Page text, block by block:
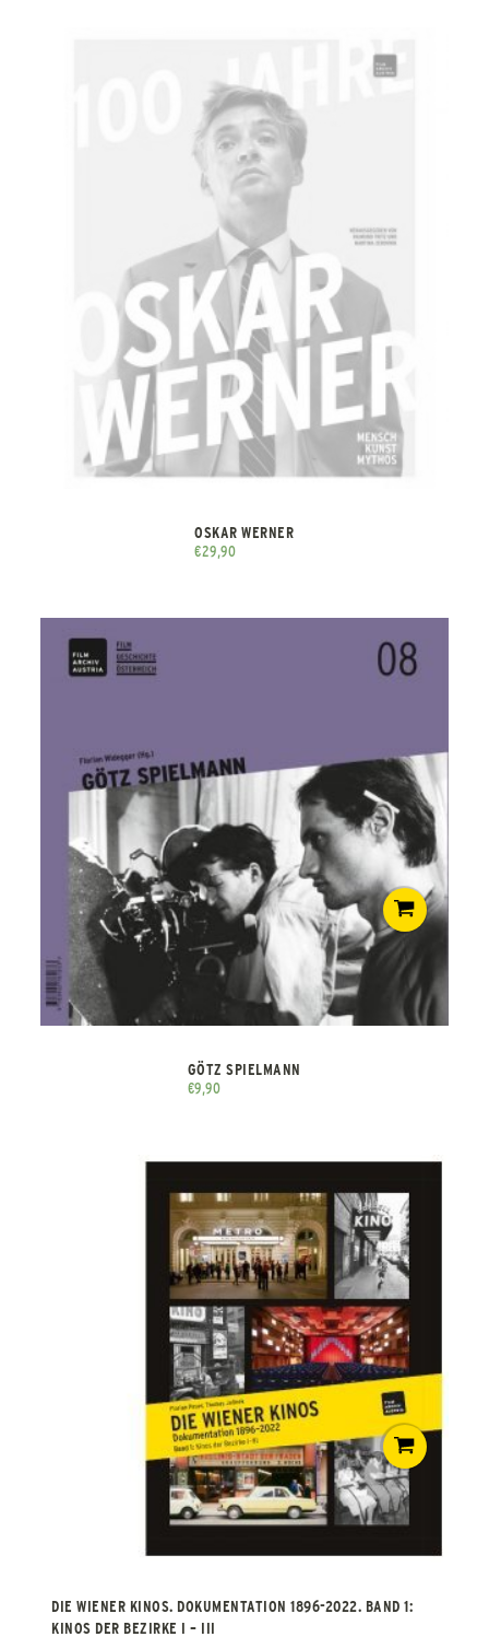
OSKAR WERNER
€29,90
GÖTZ SPIELMANN
€9,90
DIE WIENER KINOS. DOKUMENTATION 1896-2022. BAND 1:
KINOS DER BEZIRKE I – III